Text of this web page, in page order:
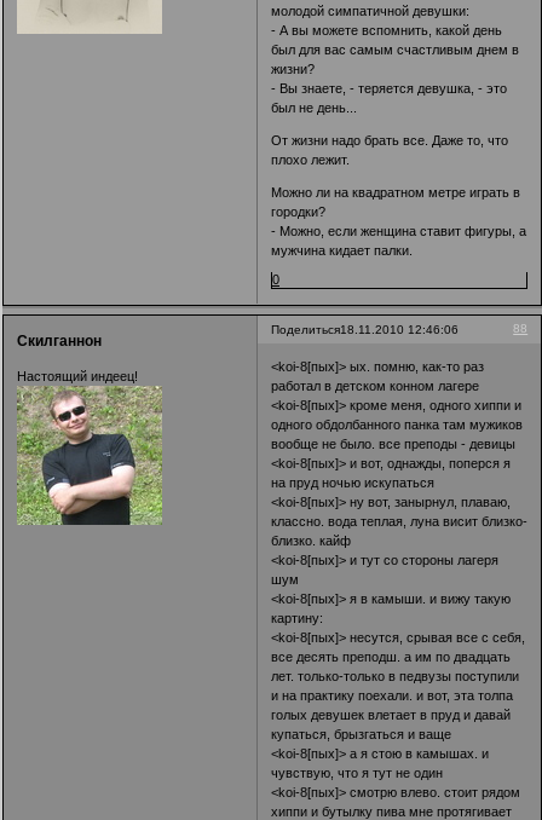
молодой симпатичной девушки:
- А вы можете вспомнить, какой день
был для вас самым счастливым днем в
жизни?
- Вы знаете, - теряется девушка, - это
был не день...
От жизни надо брать все. Даже то, что
плохо лежит.
Можно ли на квадратном метре играть в
городки?
- Можно, если женщина ставит фигуры, а
мужчина кидает палки.
0
Поделиться 88
18.11.2010 12:46:06
Скилганнон
Настоящий индеец!
<koi-8[пых]> ых. помню, как-то раз
работал в детском конном лагере
<koi-8[пых]> кроме меня, одного хиппи и
одного обдолбанного панка там мужиков
вообще не было. все преподы - девицы
<koi-8[пых]> и вот, однажды, поперся я
на пруд ночью искупаться
<koi-8[пых]> ну вот, занырнул, плаваю,
классно. вода теплая, луна висит близко-
близко. кайф
<koi-8[пых]> и тут со стороны лагеря
шум
<koi-8[пых]> я в камыши. и вижу такую
картину:
<koi-8[пых]> несутся, срывая все с себя,
все десять преподш. а им по двадцать
лет. только-только в педвузы поступили
и на практику поехали. и вот, эта толпа
голых девушек влетает в пруд и давай
купаться, брызгаться и ваще
<koi-8[пых]> а я стою в камышах. и
чувствую, что я тут не один
<koi-8[пых]> смотрю влево. стоит рядом
хиппи и бутылку пива мне протягивает